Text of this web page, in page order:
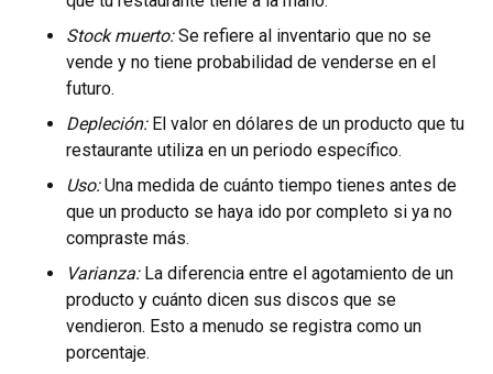
Stock muerto:Se refiere al inventario que no se
vende y no tiene probabilidad de venderse en el
futuro.
Depleción:El valor en dólares de un producto que tu
restaurante utiliza en un periodo específico.
Uso:Una medida de cuánto tiempo tienes antes de
que un producto se haya ido por completo si ya no
compraste más.
Varianza:La diferencia entre el agotamiento de un
producto y cuánto dicen sus discos que se
vendieron. Esto a menudo se registra como un
porcentaje.